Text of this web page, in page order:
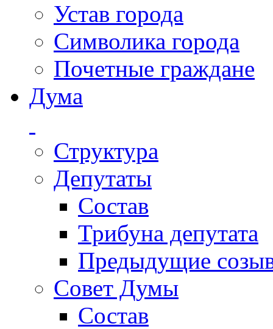
Устав города
Символика города
Почетные граждане
Дума
Структура
Депутаты
Состав
Трибуна депутата
Предыдущие
Совет Думы
Состав